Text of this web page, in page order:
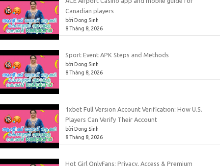
Canadian players
bởi Dong Sinh
8 Tháng 8, 2026
Sport Event APK Steps and Methods
bởi Dong Sinh
8 Tháng 8, 2026
1xbet Full Version Account Verification: How U.S.
Players Can Verify Their Account
bởi Dong Sinh
8 Tháng 8, 2026
Hot Girl OnlyFans: Privacy, Access & Premium